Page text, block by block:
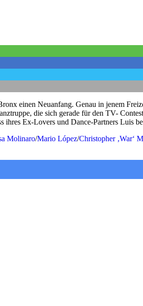
einen Neuanfang. Genau in jenem
die sich gerade für den TV-
ihres Ex-Lovers und Dance-Partners Luis
Molinaro/Mario López/Christopher ‚War‘